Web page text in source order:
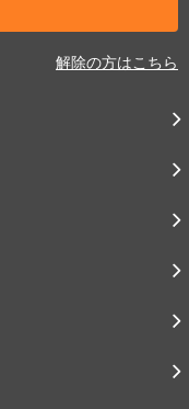
解除の方はこちら